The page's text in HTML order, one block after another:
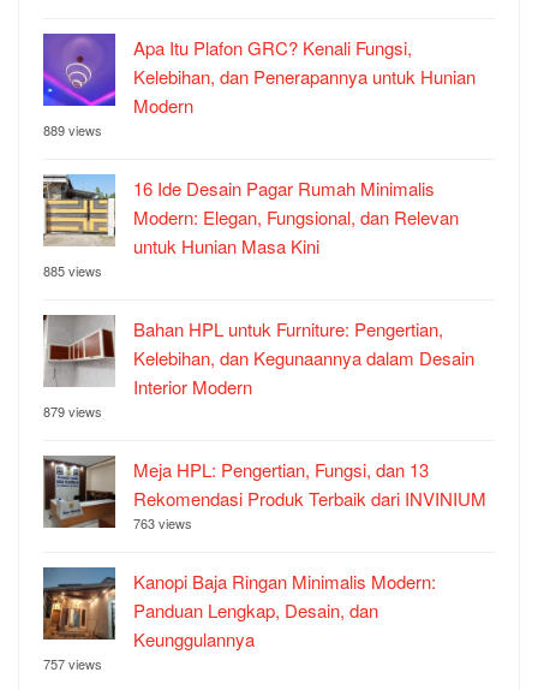
Apa Itu Plafon GRC? Kenali Fungsi,
Kelebihan, dan Penerapannya untuk Hunian
Modern
889 views
16 Ide Desain Pagar Rumah Minimalis
Modern: Elegan, Fungsional, dan Relevan
untuk Hunian Masa Kini
885 views
Bahan HPL untuk Furniture: Pengertian,
Kelebihan, dan Kegunaannya dalam Desain
Interior Modern
879 views
Meja HPL: Pengertian, Fungsi, dan 13
Rekomendasi Produk Terbaik dari INVINIUM
763 views
Kanopi Baja Ringan Minimalis Modern:
Panduan Lengkap, Desain, dan
Keunggulannya
757 views